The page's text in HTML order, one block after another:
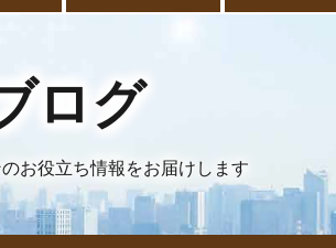
ログ
お役立ち情報をお届けします